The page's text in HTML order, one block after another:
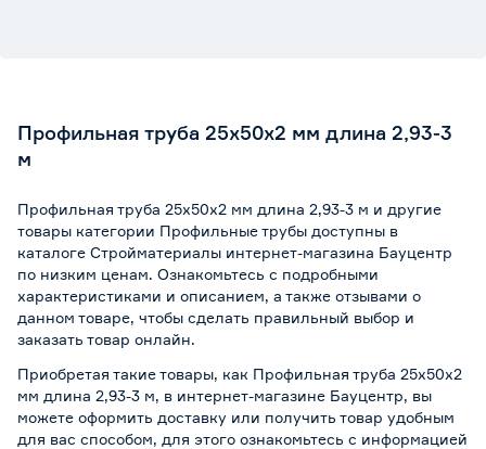
Профильная труба 25x50x2 мм длина 2,93-3
м
Профильная труба 25x50x2 мм длина 2,93-3 м и другие
товары категории Профильные трубы доступны в
каталоге Стройматериалы интернет-магазина Бауцентр
по низким ценам. Ознакомьтесь с подробными
характеристиками и описанием, а также отзывами о
данном товаре, чтобы сделать правильный выбор и
заказать товар онлайн.
Приобретая такие товары, как Профильная труба 25x50x2
мм длина 2,93-3 м, в интернет-магазине Бауцентр, вы
можете оформить доставку или получить товар удобным
для вас способом, для этого ознакомьтесь с информацией